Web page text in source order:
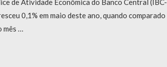
de Atividade Econômica do Banco Central (IBC-
0,1% em maio deste ano, quando comparado
mês …